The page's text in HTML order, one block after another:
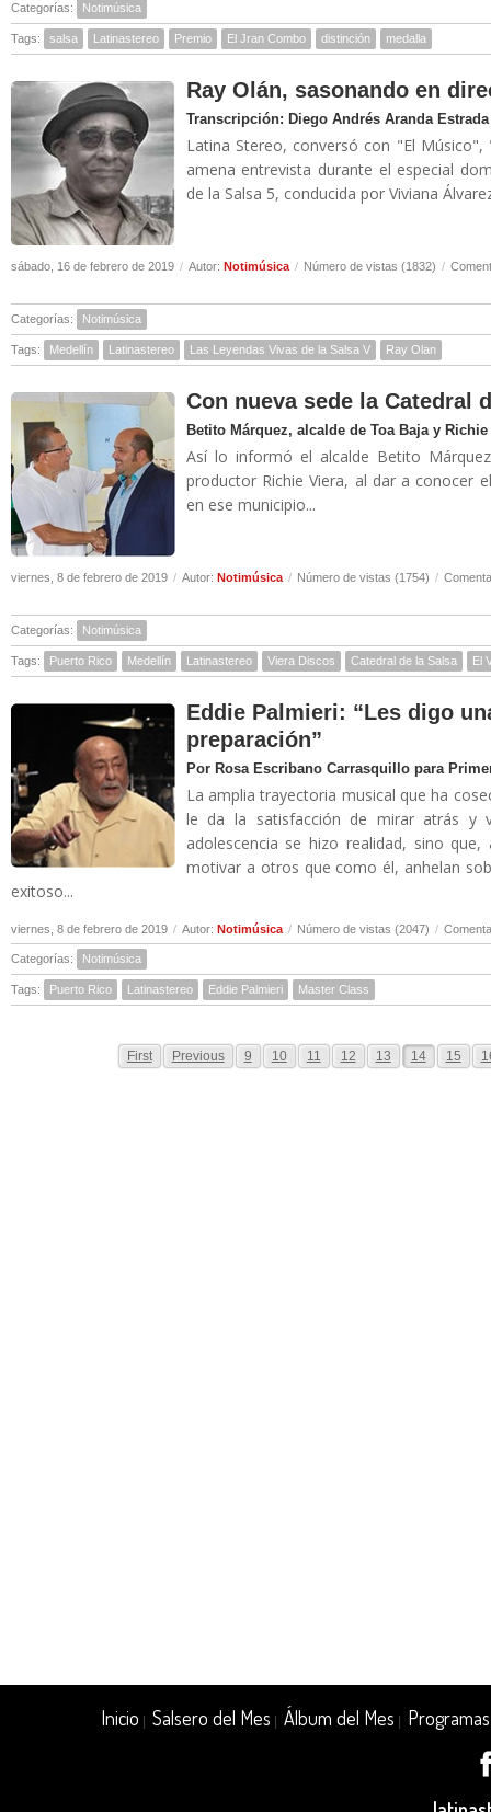
Categorías: Notimúsica
Tags: salsa Latinastereo Premio El Jran Combo distinción medalla
Ray Olán, sasonando en
Transcripción: Diego Andrés Aranda Estrada
Latina Stereo, conversó con "El
amena entrevista durante el especial
de la Salsa 5, conducida por Viviana
sábado, 16 de febrero de 2019 / Autor: Notimúsica / Número de vistas (1832) /
Categorías: Notimúsica
Tags: Medellín Latinastereo Las Leyendas Vivas de la Salsa V Ray Olan
Con nueva sede la Catedral
Betito Márquez, alcalde de Toa Baja y
Así lo informó el alcalde Betito
productor Richie Viera, al dar a conocer
en ese municipio...
viernes, 8 de febrero de 2019 / Autor: Notimúsica / Número de vistas (1754) /
Categorías: Notimúsica
Tags: Puerto Rico Medellín Latinastereo Viera Discos Catedral de la Salsa El
Eddie Palmieri: “Les digo
preparación”
Por Rosa Escribano Carrasquillo para
La amplia trayectoria musical que ha
le da la satisfacción de mirar atrás y
adolescencia se hizo realidad, sino
motivar a otros que como él, anhelan
exitoso...
viernes, 8 de febrero de 2019 / Autor: Notimúsica / Número de vistas (2047) /
Categorías: Notimúsica
Tags: Puerto Rico Latinastereo Eddie Palmieri Master Class
First Previous 9 10 11 12 13 14 15
Inicio |Salsero del Mes |Álbum del Mes Programas